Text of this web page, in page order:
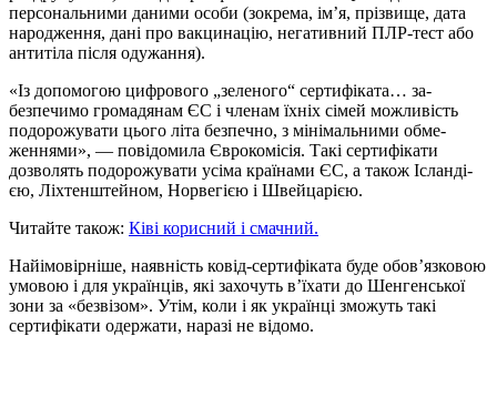
персональними даними осо­би (зокрема, ім’я, прізвище, дата
народження, дані про вакцина­цію, негативний ПЛР-тест або
ан­титіла після одужання).
«Із допомогою цифрового „зеленого“ сертифіката… за­
безпечимо громадянам ЄС і членам їхніх сімей можливість
подорожувати цього літа без­печно, з мінімальними обме­
женнями», — повідомила Єв­рокомісія. Такі сертифікати
дозволять подорожувати усіма країнами ЄС, а також Ісланді­
єю, Ліхтенштейном, Норвегією і Швейцарією.
Читайте також: Ківі корисний і смачний.
Найімовірніше, наявність ковід-сертифіката буде обов’язковою
умовою і для українців, які захо­чуть в’їхати до Шенгенської
зони за «безвізом». Утім, коли і як укра­їнці зможуть такі
сертифікати одержати, наразі не відомо.